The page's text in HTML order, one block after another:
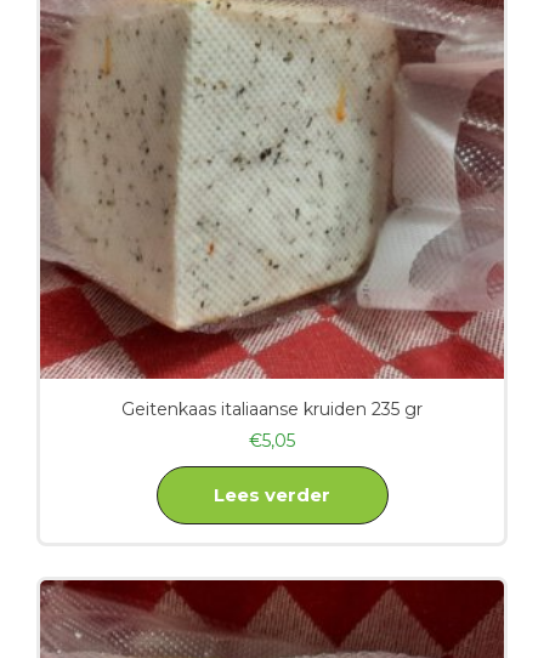
Geitenkaas italiaanse kruiden 235 gr
€5,05
Lees verder